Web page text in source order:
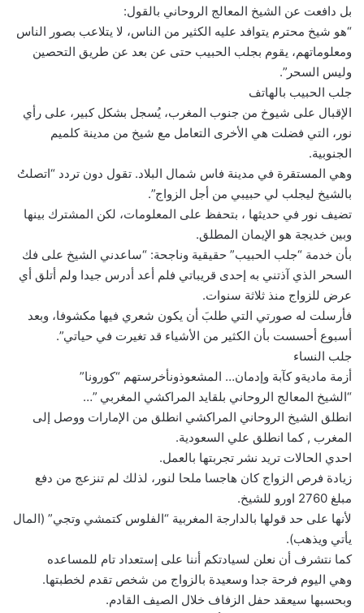
بل دافعت عن الشيخ المعالج الروحاني بالقول:
“هو شيخ محترم يتوافد عليه الكثير من الناس، لا يتلاعب بصور الناس
ومعلوماتهم، يقوم بجلب الحبيب حتى عن بعد عن طريق التحصين
وليس السحر”.
جلب الحبيب بالهاتف
الإقبال على شيوخ من جنوب المغرب، يُسجل بشكل كبير، على رأي
نور، التي فضلت هي الأخرى التعامل مع شيخ من مدينة كلميم
الجنوبية.
وهي المستقرة في مدينة فاس شمال البلاد. تقول دون تردد “اتصلتُ
بالشيخ ليجلب لي حبيبي من أجل الزواج”.
تضيف نور في حديثها ، بتحفظ على المعلومات، لكن المشترك بينها
وبين خديجة هو الإيمان المطلق.
بأن خدمة “جلب الحبيب” حقيقية وناجحة: “ساعدني الشيخ على فك
السحر الذي آذتني به إحدى قريباتي فلم أعد أدرس جيدا ولم أتلق أي
عرض للزواج منذ ثلاثة سنوات.
فأرسلت له صورتي التي طلبَ أن يكون شعري فيها مكشوفا، وبعد
أسبوع أحسست بأن الكثير من الأشياء قد تغيرت في حياتي”.
جلب النساء
أزمة ماديةو كآبة وإدمان… المشعوذونأخرستهم “كورونا”
“الشيخ المعالج الروحاني بلقايد المراكشي المغربي ”…
انطلق الشيخ الروحاني المراكشي انطلق من الإمارات ووصل إلى
المغرب , كما انطلق علي السعودية.
احدي الحالات تريد نشر تجربتها بالعمل.
زيادة فرص الزواج كان هاجسا ملحا لنور، لذلك لم تنزعج من دفع
مبلغ 2760 اورو للشيخ.
لأنها على حد قولها بالدارجة المغربية “الفلوس كتمشي وتجي” (المال
يأتي ويذهب).
كما نتشرف أن نعلن لسيادتكم أننا على إستعداد تام للمساعده
وهي اليوم فرحة جدا وسعيدة بالزواج من شخص تقدم لخطبتها.
وبحسبها سيعقد حفل الزفاف خلال الصيف القادم.